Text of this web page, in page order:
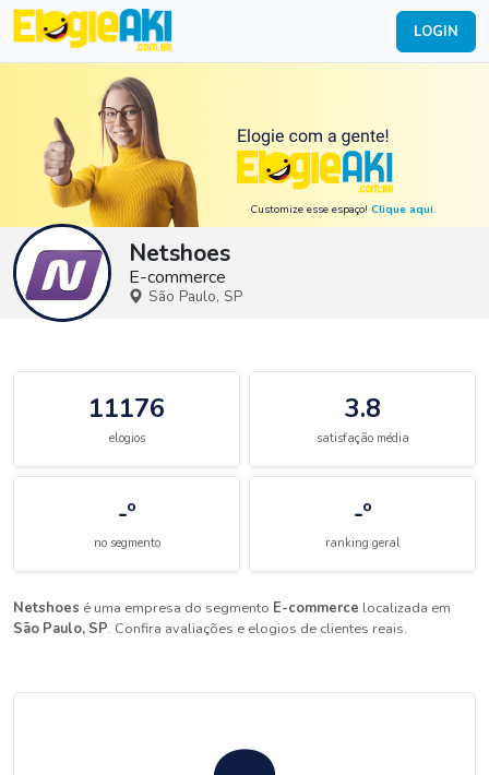
LOGIN
Customize esse espaço! Clique aqui.
Netshoes
E-commerce
São Paulo, SP
11176
elogios
3.8
satisfação média
-º
no segmento
-º
ranking geral
Netshoes é uma empresa do segmento E-commerce localizada em
São Paulo, SP. Confira avaliações e elogios de clientes reais.